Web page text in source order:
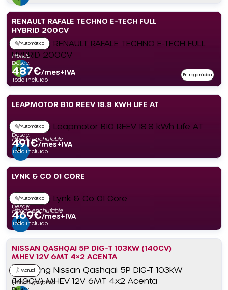
RENAULT RAFALE TECHNO E-TECH FULL
HYBRID 200CV
Automático
Híbrido
Desde:
487€/mes+IVA
Todo incluido
Entrega rápida
LEAPMOTOR B10 REEV 18.8 KWH LIFE AT
Automático
Híbrido enchufable
Desde:
491€/mes+IVA
Todo incluido
LYNK & CO 01 CORE
Automático
Híbrido enchufable
Desde:
469€/mes+IVA
Todo incluido
NISSAN QASHQAI 5P DIG-T 103KW (140CV)
MHEV 12V 6MT 4×2 ACENTA
Manual
Híbrido gasolina